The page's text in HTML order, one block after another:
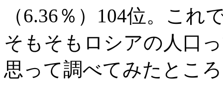
（6.36％）104位。こ
そもそもロシアの人口
思って調べてみたとこ